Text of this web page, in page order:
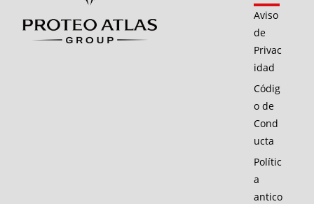
Aviso
de
Privac
idad
Códig
o de
Cond
ucta
Polític
a
antico